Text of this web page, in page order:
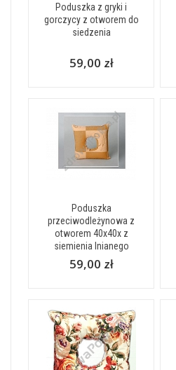
Poduszka z gryki i
gorczycy z otworem do
siedzenia
59,00 zł
Poduszka
przeciwodleżynowa z
otworem 40x40x z
siemienia lnianego
59,00 zł